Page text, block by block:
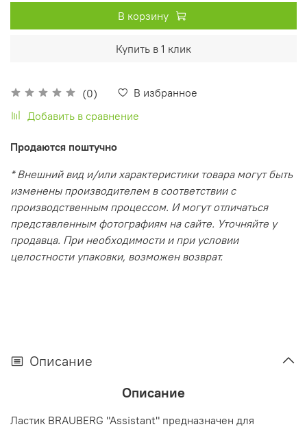
(0)
В избранное
Добавить в сравнение
В корзину
Купить в 1 клик
Продаются поштучно
* Внешний вид и/или характеристики товара могут быть
изменены производителем в соответствии с
производственным процессом. И могут отличаться
представленным фотографиям на сайте. Уточняйте у
продавца. При необходимости и при условии
целостности упаковки, возможен возврат.
Описание
Описание
Ластик BRAUBERG "Assistant" предназначен для